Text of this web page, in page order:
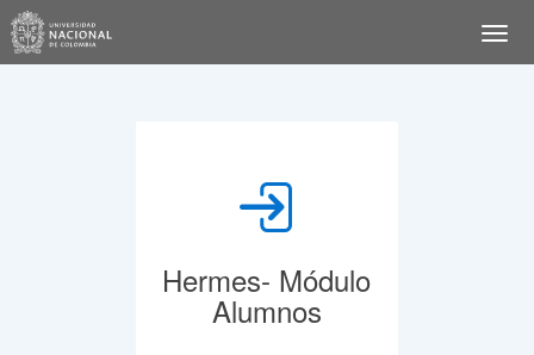
Hermes- Módulo
Alumnos